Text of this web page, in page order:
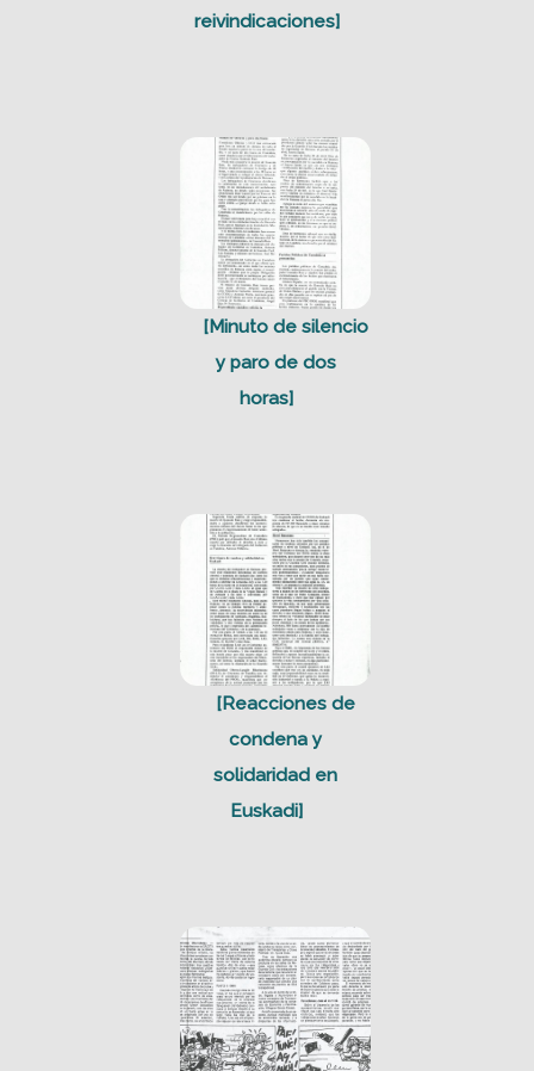
reivindicaciones]
[Minuto de silencio
y paro de dos
horas]
[Reacciones de
condena y
solidaridad en
Euskadi]